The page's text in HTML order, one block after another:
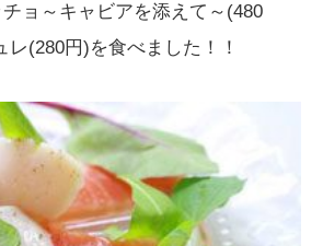
ョ～キャビアを添えて～(480
レ(280円)を食べました！！